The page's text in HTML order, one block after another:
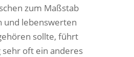
zum Maßstab
und lebenswerten
sollte, führt
sehr oft ein anderes